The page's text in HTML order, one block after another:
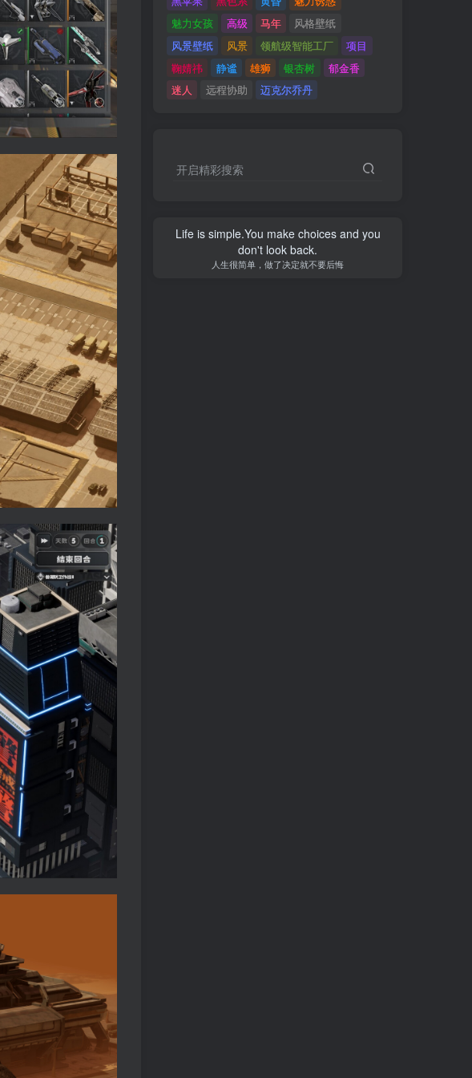
魅力女孩
高级 马年
风格壁纸
风景壁纸
风景 领航级智能工厂
项目
鞠婧祎
静谧 雄狮 银杏树
郁金香
迷人
远程协助 迈克尔乔丹
开启精彩搜索
Life is simple.You make choices and you
don't look back.
人生很简单，做了决定就不要后悔